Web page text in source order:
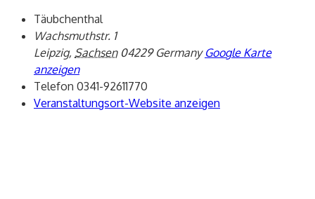
Täubchenthal
Wachsmuthstr. 1
Leipzig, Sachsen 04229 Germany Google Karte
anzeigen
Telefon 0341-92611770
Veranstaltungsort-Website anzeigen